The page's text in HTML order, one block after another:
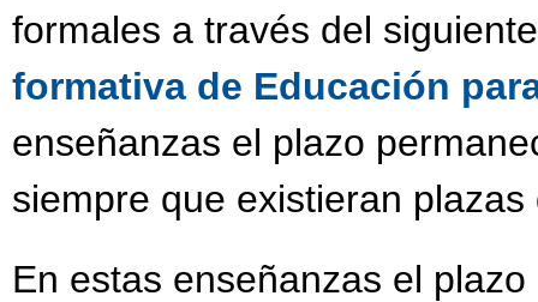
formales a través del
formativa de Educación
enseñanzas el plazo
siempre que existieran plazas
En estas enseñanzas el